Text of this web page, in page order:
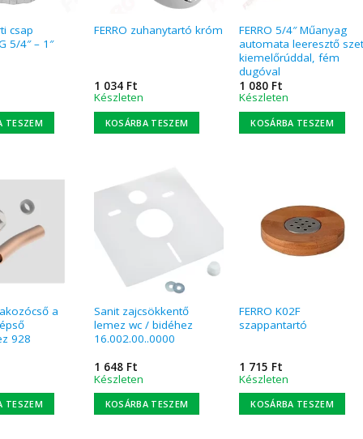
csap
5/4″ – 1″
TESZEM
FERRO zuhanytartó króm
1 034 Ft
Készleten
KOSÁRBA TESZEM
FERRO 5/4″ Műanyag
automata leeresztő
kiemelőrúddal, fém
dugóval
1 080 Ft
Készleten
KOSÁRBA TESZEM
a
928
TESZEM
Sanit zajcsökkentő
lemez wc / bidéhez
16.002.00..0000
1 648 Ft
Készleten
KOSÁRBA TESZEM
FERRO K02F
szappantartó
1 715 Ft
Készleten
KOSÁRBA TESZEM